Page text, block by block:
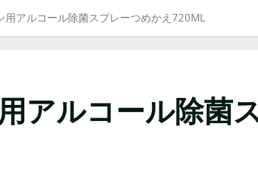
用アルコール除菌スプレーつめかえ720ML
アルコール除菌